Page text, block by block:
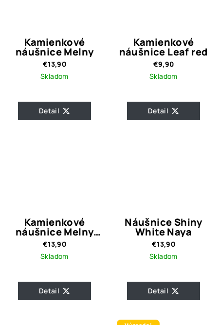
Kamienkové
náušnice Melny
€13,90
Skladom
Detail
Kamienkové
náušnice Leaf red
€9,90
Skladom
Detail
Kamienkové
náušnice Melny
Gold
€13,90
Skladom
Detail
Náušnice Shiny
White Naya
€13,90
Skladom
Detail